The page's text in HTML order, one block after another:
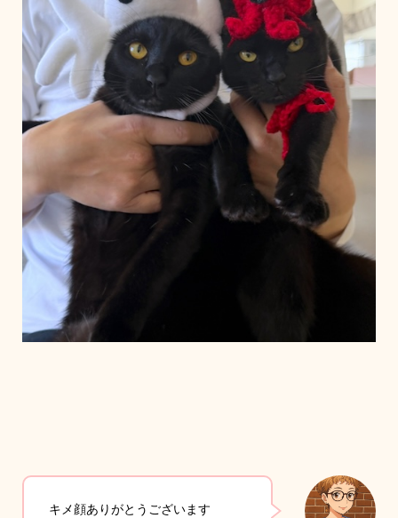
キメ顔ありがとうございます